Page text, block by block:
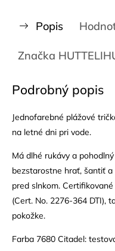
Popis
Značka
Podrobný popis
Jednofarebné plážové
na letné dni pri vode.
Má dlhé rukávy a
bezstarostne hrať, šantiť
pred slnkom.
(Cert. No. 2276-364 DTI),
pokožke.
Farba 7680 Citadel: